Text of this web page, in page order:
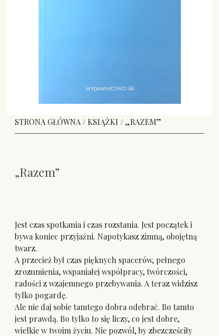
STRONA GŁÓWNA / KSIĄŻKI / „RAZEM”
„Razem”
Jest czas spotkania i czas rozstania. Jest początek i
bywa koniec przyjaźni. Napotykasz zimną, obojętną
twarz.
A przecież był czas pięknych spacerów, pełnego
zrozumienia, wspaniałej współpracy, twórczości,
radości z wzajemnego przebywania. A teraz widzisz
tylko pogardę.
Ale nie daj sobie tamtego dobra odebrać. Bo tamto
jest prawdą. Bo tylko to się liczy, co jest dobre,
wielkie w twoim życiu. Nie pozwól, by zbezcześciły